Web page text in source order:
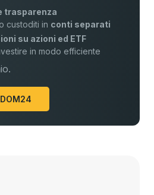
trasparenza
custoditi in conti separati
su azioni ed ETF
in modo efficiente